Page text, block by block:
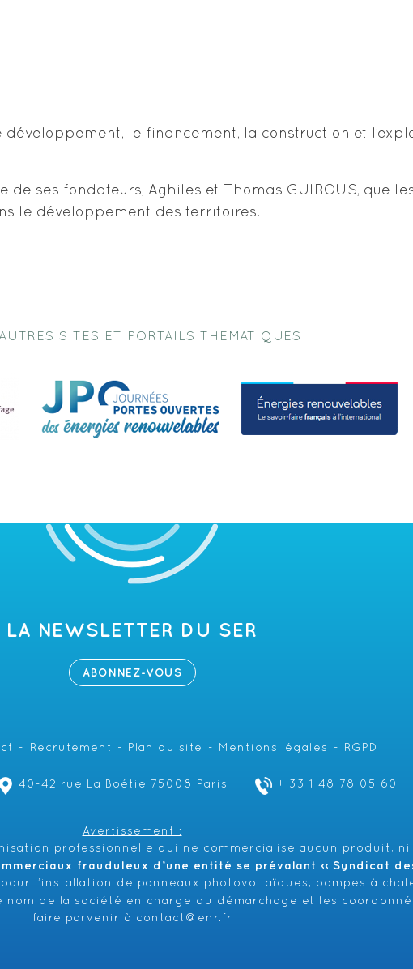
développement, le financement, la construction et
ses fondateurs, Aghiles et Thomas GUIROUS, que
le développement des territoires.
SITES ET PORTAILS THEMATIQUES
LA NEWSLETTER DU SER
ABONNEZ-VOUS
Recrutement Plan du site Mentions légales RGPD
40-42 rue La Boétie 75008 Paris + 33 1 48 78 05 60
Avertissement :
professionnelle qui ne commercialise aucun produit,
frauduleux d’une entité se prévalant ‹‹ Syndicat
l’installation de panneaux photovoltaïques, pompes à
nom de la société en charge du démarchage et les
faire parvenir à
contact@enr.fr